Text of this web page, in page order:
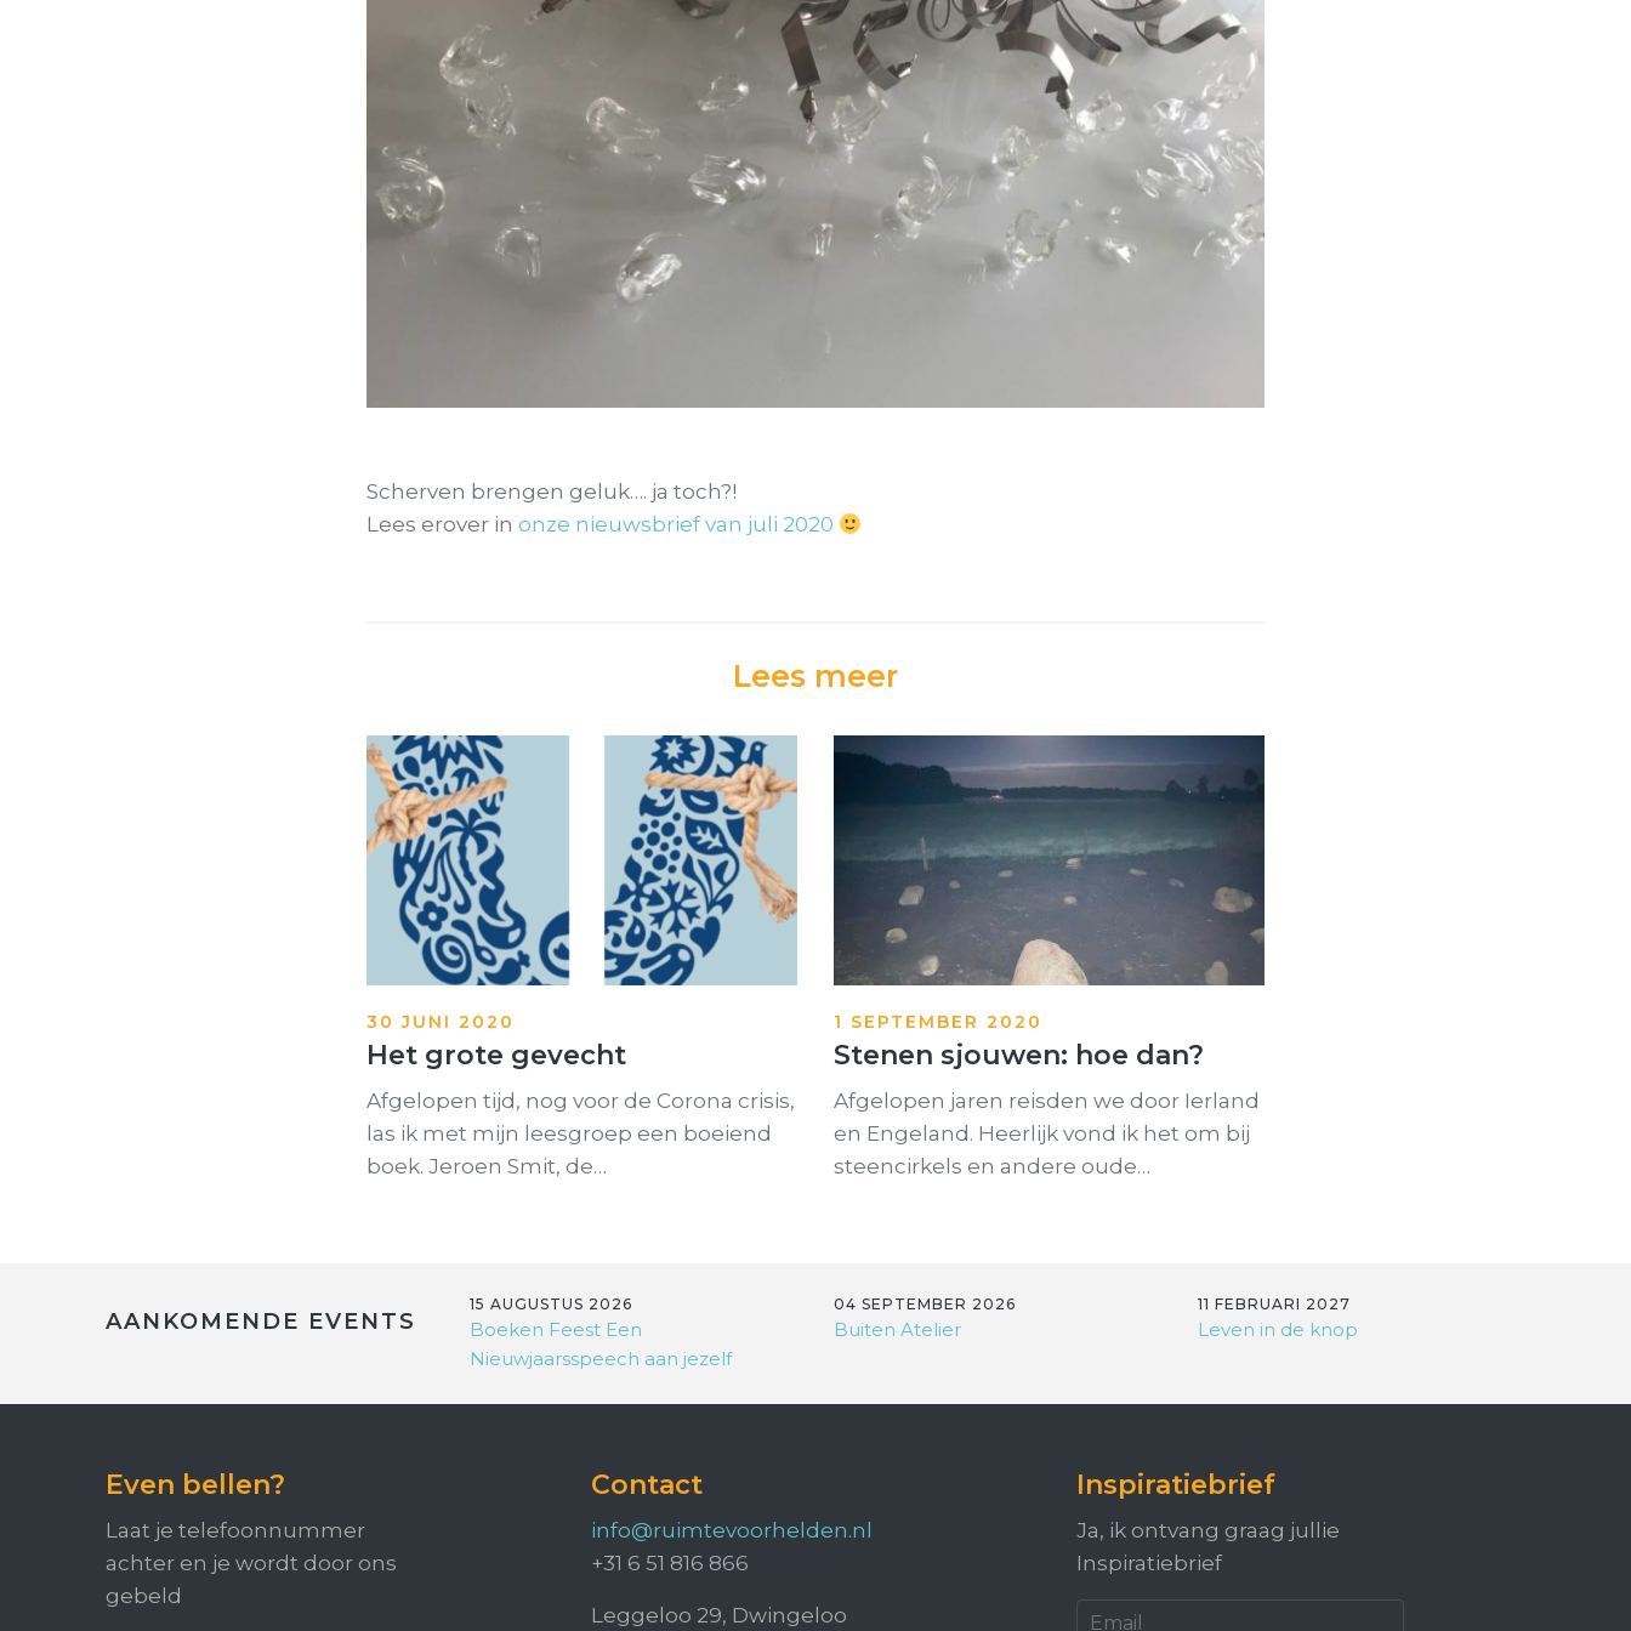
Scherven brengen geluk…. ja toch?!
Lees erover in onze nieuwsbrief van juli 2020
Lees meer
30 JUNI 2020
Het grote gevecht
Afgelopen tijd, nog voor de Corona crisis,
las ik met mijn leesgroep een boeiend
boek. Jeroen Smit, de…
1 SEPTEMBER 2020
Stenen sjouwen: hoe dan?
Afgelopen jaren reisden we door Ierland
en Engeland. Heerlijk vond ik het om bij
steencirkels en andere oude…
AANKOMENDE EVENTS
15 AUGUSTUS 2026
Boeken Feest Een
Nieuwjaarsspeech aan jezelf
04 SEPTEMBER 2026
Buiten Atelier
11 FEBRUARI 2027
Leven in de knop
Even bellen?
Laat je telefoonnummer
achter en je wordt door ons
gebeld
Contact
info@ruimtevoorhelden.nl
+31 6 51 816 866
Leggeloo 29, Dwingeloo
Inspiratiebrief
Ja, ik ontvang graag jullie
Inspiratiebrief